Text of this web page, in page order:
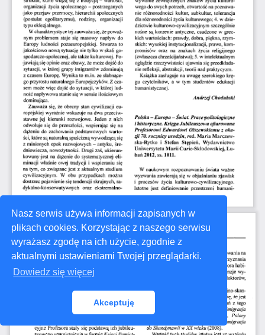
Nasz serwis używa informacji zapisanych w
plikach cookies. Korzystając z naszego serwisu
wyrażasz zgodę na ich użycie, zgodnie z
aktualnymi ustawieniami Twojej przeglądarki.
Dowiedz się więcej
Akceptuję